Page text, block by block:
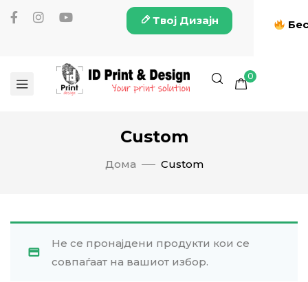
Твој Дизајн
0
Custom
Дома Custom
Не се пронајдени продукти кои се
совпаѓаат на вашиот избор.